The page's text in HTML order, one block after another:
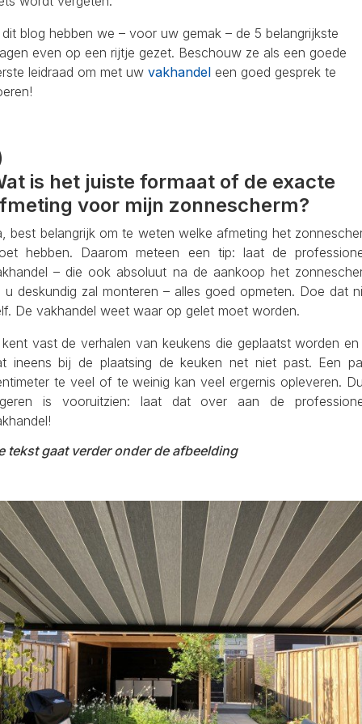
blog hebben we – voor uw gemak – de 5 belangrijkste
even op een rijtje gezet. Beschouw ze als een goede
leidraad om met uw vakhandel een goed gesprek te
is het juiste formaat of de exacte
voor mijn zonnescherm?
best belangrijk om te weten welke afmeting het
hebben. Daarom meteen een tip: laat de
– die ook absoluut na de aankoop het
u deskundig zal monteren – alles goed opmeten. Doe dat
De vakhandel weet waar op gelet moet worden.
vast de verhalen van keukens die geplaatst worden
ineens bij de plaatsing de keuken net niet past. Een
te veel of te weinig kan veel ergernis opleveren.
is vooruitzien: laat dat over aan de
tekst gaat verder onder de afbeelding